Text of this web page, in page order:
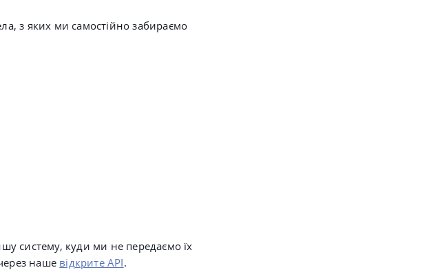
з яких ми самостійно забираємо
систему, куди ми не передаємо їх
наше відкрите API.